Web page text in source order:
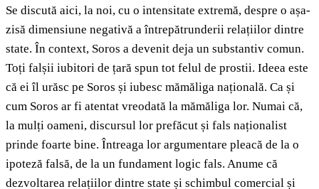
Se discută aici, la noi, cu o intensitate extremă, despre o așa-
zisă dimensiune negativă a întrepătrunderii relațiilor dintre
state. În context, Soros a devenit deja un substantiv comun.
Toți falșii iubitori de țară spun tot felul de prostii. Ideea este
că ei îl urăsc pe Soros și iubesc mămăliga națională. Ca și
cum Soros ar fi atentat vreodată la mămăliga lor. Numai că,
la mulți oameni, discursul lor prefăcut și fals naționalist
prinde foarte bine. Întreaga lor argumentare pleacă de la o
ipoteză falsă, de la un fundament logic fals. Anume că
dezvoltarea relațiilor dintre state și schimbul comercial și